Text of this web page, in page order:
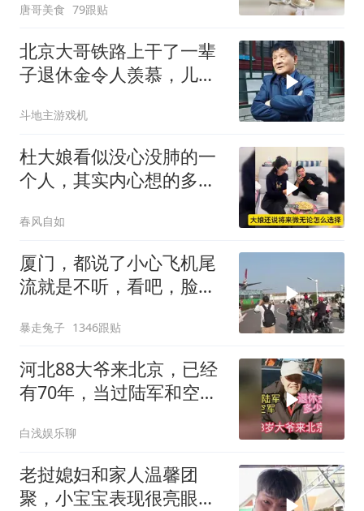
唐哥美食 79跟贴
北京大哥铁路上干了一辈
子退休金令人羡慕，儿子
斗地主游戏机
杜大娘看似没心没肺的一
个人，其实内心想的多，
春风自如
厦门，都说了小心飞机尾
流就是不听，看吧，脸都
暴走兔子 1346跟贴
河北88大爷来北京，已经
有70年，当过陆军和空
白浅娱乐聊
老挝媳妇和家人温馨团
聚，小宝宝表现很亮眼，